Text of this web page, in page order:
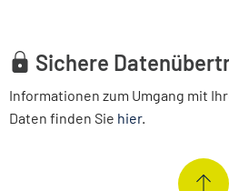
Sichere
Informationen zum Umgang mit
Daten finden Sie hier.